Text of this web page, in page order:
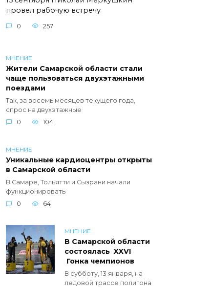
провел рабочую встречу
0 257
МНЕНИЕ
Жители Самарской области стали
чаще пользоваться двухэтажными
поездами
Так, за восемь месяцев текущего года,
спрос на двухэтажные
0
104
МНЕНИЕ
Уникальные кардиоцентры открыты
в Самарской области
В Самаре, Тольятти и Сызрани начали
функционировать
0
64
МНЕНИЕ
В Самарской области
состоялась XXVI
Гонка чемпионов
В субботу, 13 января, на
ледовой трассе полигона